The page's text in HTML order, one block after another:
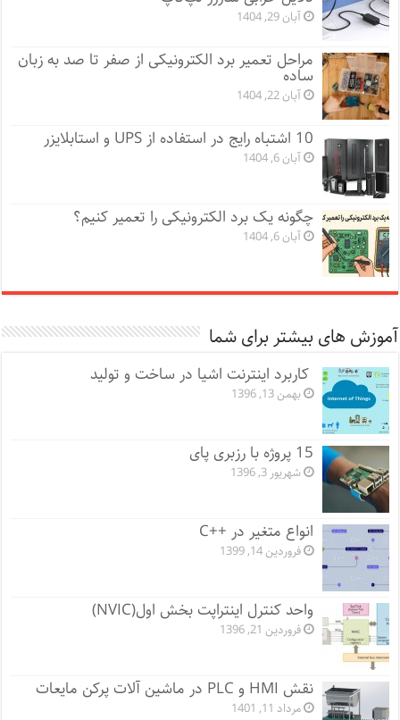
آبان 29, 1404
مراحل تعمیر برد الکترونیکی از صفر تا صد به زبان
ساده
آبان 22, 1404
10 اشتباه رایج در استفاده از UPS و استابلایزر
آبان 6, 1404
چگونه یک برد الکترونیکی را تعمیر کنیم؟
آبان 6, 1404
آموزش های بیشتر برای شما
کاربرد اینترنت اشیا در ساخت و تولید
بهمن 13, 1396
15 پروژه با رزبری پای
شهریور 3, 1396
انواع متغیر در ++C
فروردین 14, 1399
واحد کنترل اینتراپت بخش اول(NVIC)
فروردین 21, 1396
نقش HMI و PLC در ماشین آلات پرکن مایعات
مرداد 11, 1401